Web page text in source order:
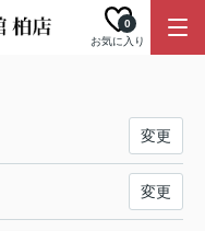
お気に入り
0
変更
変更